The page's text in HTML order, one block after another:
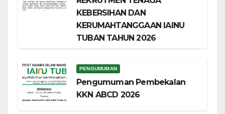
KEBERSIHAN DAN
KERUMAHTANGGAAN IAINU
TUBAN TAHUN 2026
PENGUMUMAN
Pengumuman Pembekalan
KKN ABCD 2026